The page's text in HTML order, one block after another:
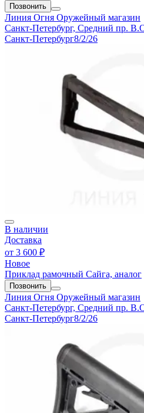
Позвонить
Линия Огня Оружейный магазин
Санкт-Петербург, Средний пр.
Санкт-Петербург8/2/26
В наличии
Доставка
от 3 600 ₽
Новое
Приклад рамочный Сайга, аналог
Позвонить
Линия Огня Оружейный магазин
Санкт-Петербург, Средний пр.
Санкт-Петербург8/2/26